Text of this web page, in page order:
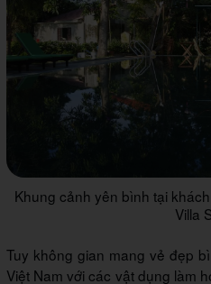
Khung cảnh yên bình tại
Villa
Tuy không gian mang vẻ đẹp
Việt Nam với các vật dụng làm